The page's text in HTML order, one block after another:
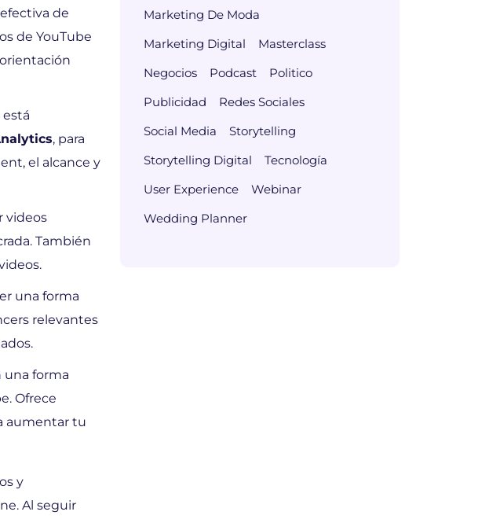
de
de YouTube
, para
el alcance y
videos
También
una forma
relevantes
una forma
Ofrece
aumentar tu
y
Al seguir
Marketing De Moda
Marketing Digital
Masterclass
Negocios
Podcast
Politico
Publicidad
Redes Sociales
Social Media
Storytelling
Storytelling Digital
Tecnología
User Experience
Webinar
Wedding Planner